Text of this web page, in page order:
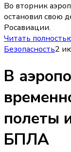
Во вторник
остановил свою
Росавиации.
Читать
Безопасность2
В
полеты
БПЛА